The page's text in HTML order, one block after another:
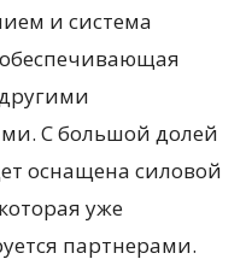
и система
С большой долей
оснащена силовой
уже
партнерами.